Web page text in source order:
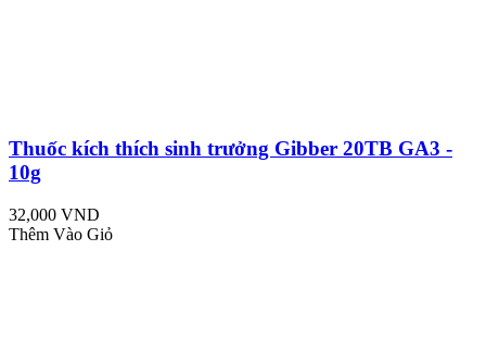
Thuốc kích thích sinh trưởng Gibber 20TB GA3 -
10g
32,000 VND
Thêm Vào Giỏ